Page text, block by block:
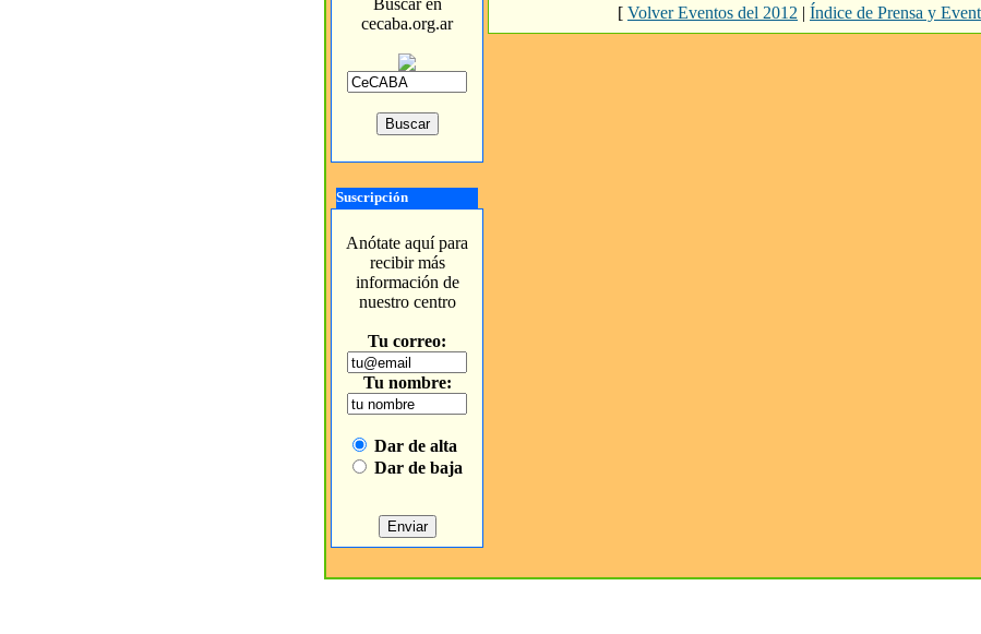
Buscar en
cecaba.org.ar
Suscripción
Anótate aquí para
recibir más
información de
nuestro centro
Tu correo:
Tu nombre:
Dar de alta
Dar de baja
[ Volver Eventos del 2012 | Índice de Prensa y